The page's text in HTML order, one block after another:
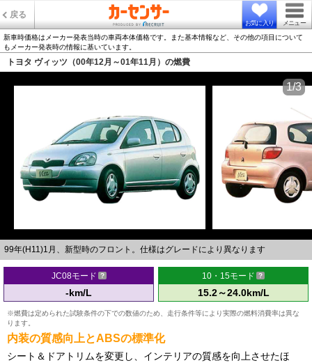
戻る
お気に入り メニュー
新車時価格はメーカー発表当時の車両本体価格です。また基本情報など、その他の項目について
もメーカー発表時の情報に基いています。
トヨタ ヴィッツ（00年12月～01年11月）の燃費
99年(H11)1月、新型時のフロント。仕様はグレードにより異なります
1/3
JC08モード
-km/L
10・15モード
15.2～24.0km/L
※燃費は定められた試験条件の下での数値のため、走行条件等により実際の燃料消費率は異な
ります。
内装の質感向上とABSの標準化
シート＆ドアトリムを変更し、インテリアの質感を向上させたほ